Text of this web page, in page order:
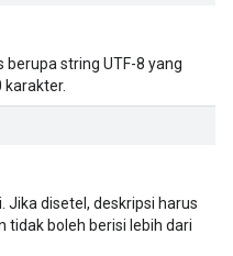
string UTF-8 yang
karakter.
Jika disetel, deskripsi harus
tidak boleh berisi lebih dari